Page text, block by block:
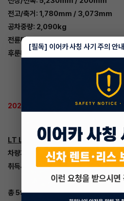
전고/축거: 1,780mm / 3,073mm
공차중량: 2,090kg
전륜타이어: 255mm / 55 / 20inch
후룬타이어: 255mm / 55 / 20inch
2023 쉐보레 트래버스 모의견적
LT Leather Premium 기준
차량가 5,567만원
취득세 3,542,636원
총 59,212,636원의 초기비용이 듭니다.
[필독] 이어카 사칭 사기 주의 안내